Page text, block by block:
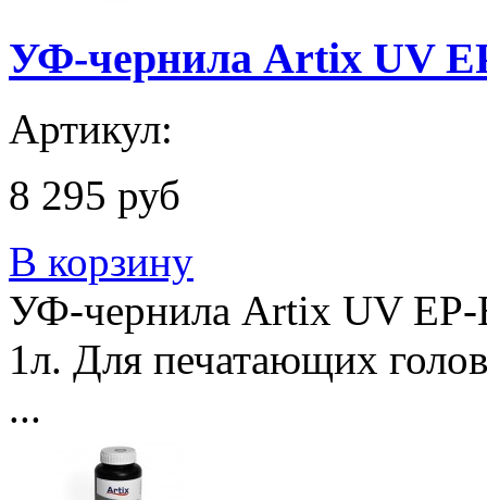
УФ-чернила Artix UV
Артикул:
8 295 руб
В корзину
УФ-чернила Artix UV
1л. Для печатающих
...